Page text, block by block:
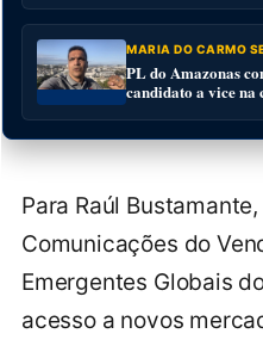
MARIA DO CARMO
PL do Amazonas
candidato a vice
Para Raúl
Comunicações do
Emergentes Globais
acesso a novos